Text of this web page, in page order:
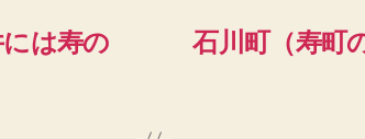
は寿の
石川町（寿町